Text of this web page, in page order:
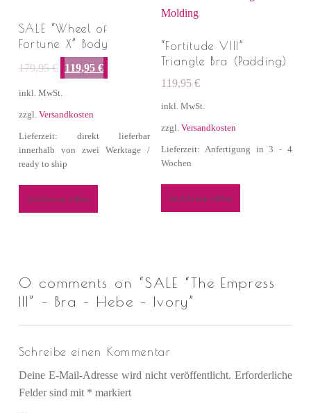
SALE “Wheel of
Fortune X” Body
179,95€
Ursprünglicher Preis war: 179,95 €
119,95 €
Aktueller Preis ist: 119,95 €.
inkl. MwSt.
zzgl. Versandkosten
Lieferzeit: direkt lieferbar
innerhalb von zwei Werktage /
ready to ship
Ausführung wählen
“Fortitude VIII”
Triangle Bra (Padding)
119,95 €
inkl. MwSt.
zzgl. Versandkosten
Lieferzeit: Anfertigung in 3 - 4
Wochen
Ausführung wählen
0 comments on “SALE “The Empress
III” – Bra – Hebe – Ivory”
Schreibe einen Kommentar
Deine E-Mail-Adresse wird nicht veröffentlicht. Erforderliche
Felder sind mit * markiert